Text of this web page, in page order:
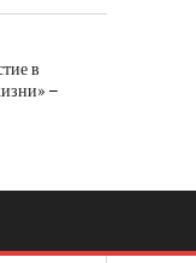
в
–